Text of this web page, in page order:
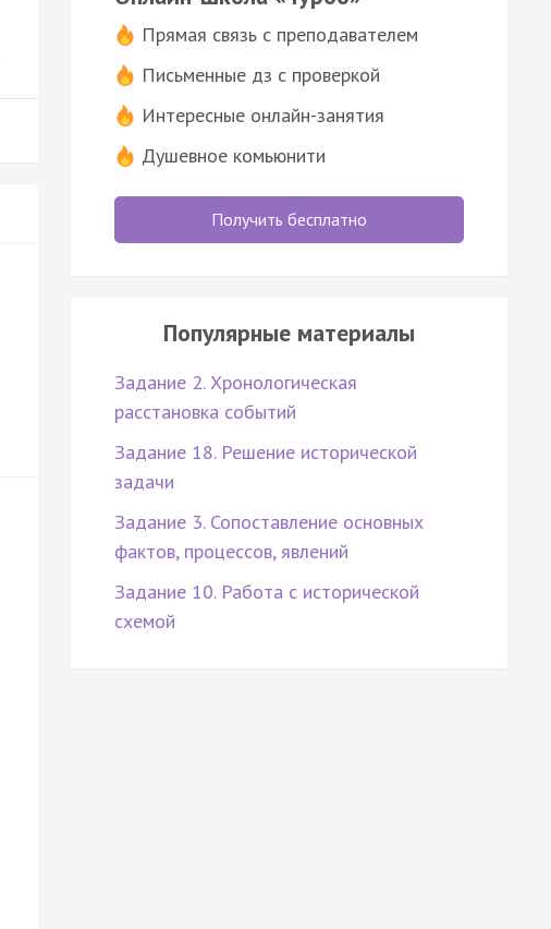
Прямая связь с преподавателем
Письменные дз с проверкой
Интересные онлайн-занятия
Душевное комьюнити
Получить бесплатно
Популярные материалы
Задание 2. Хронологическая
расстановка событий
Задание 18. Решение исторической
задачи
Задание 3. Сопоставление основных
фактов, процессов, явлений
Задание 10. Работа с исторической
схемой